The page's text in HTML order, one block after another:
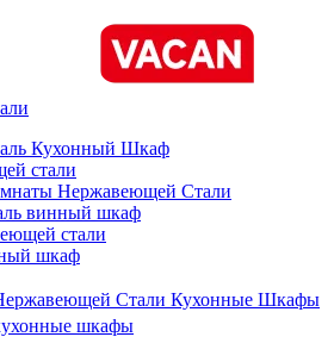
Кухонный Шкаф
стали
Нержавеющей Стали
винный шкаф
стали
шкаф
Стали Кухонные Шкафы
шкафы